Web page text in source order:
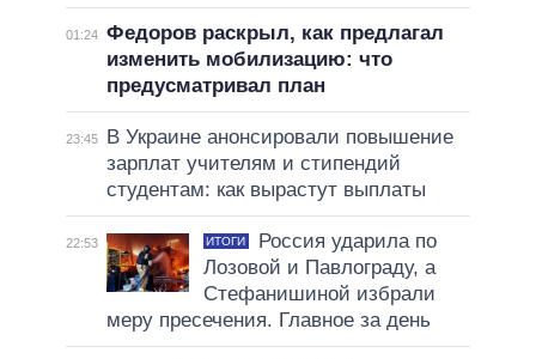
01:24 Федоров раскрыл, как предлагал
изменить мобилизацию: что
предусматривал план
23:45
В Украине анонсировали повышение
зарплат учителям и стипендий
студентам: как вырастут выплаты
22:53 ИТОГИ
Россия ударила по
Лозовой и Павлограду, а
Стефанишиной избрали
меру пресечения. Главное за день